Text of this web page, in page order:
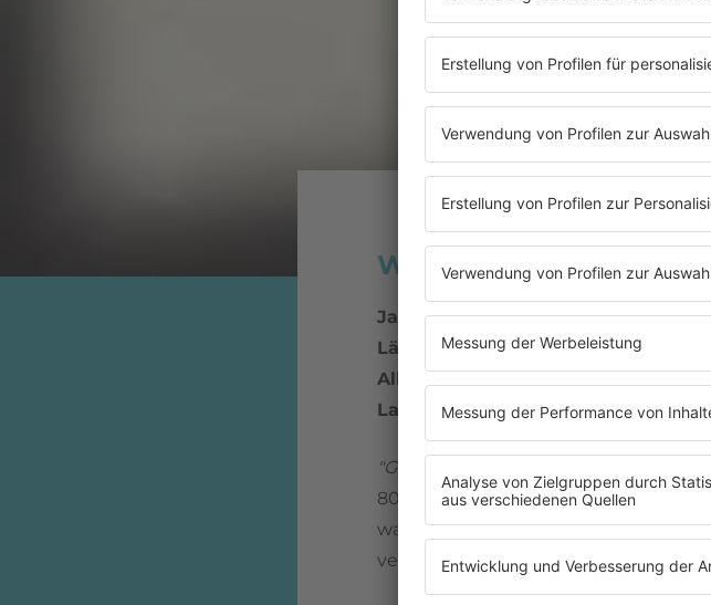
Warum nannten Bruce
Jahr:
1986
Länge:
4:45
Album:Geil
Label
: Ariola
"Geil"!
80er war es plötzlich das neue
war irgendwie cool und auch ein
verwenden.